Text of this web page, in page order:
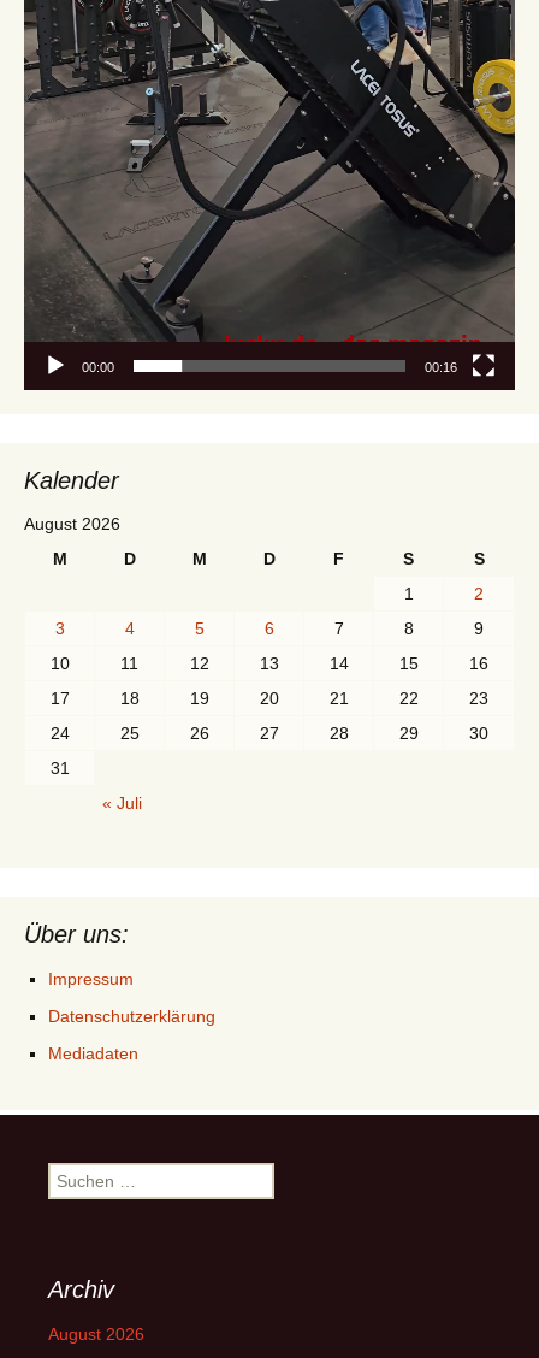
00:00 00:16
Kalender
August 2026
M
D M D F S
S
1
2
3
4 5 6 7 8
9
10
11 12 13 14 15
16
17
18 19 20 21 22
23
24
25 26 27 28 29
30
31
« Juli
Über uns:
Impressum
Datenschutzerklärung
Mediadaten
Suchen
nach:
Archiv
August 2026